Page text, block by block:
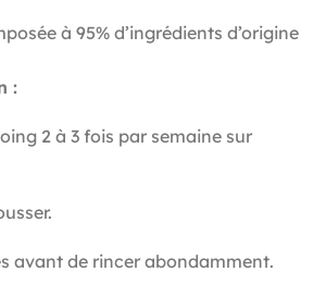
à 95% d’ingrédients d’origine
:
2 à 3 fois par semaine sur
avant de rincer abondamment.